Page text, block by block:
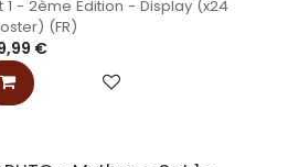
1 - 2ème Edition - Display (x24
(FR)
€